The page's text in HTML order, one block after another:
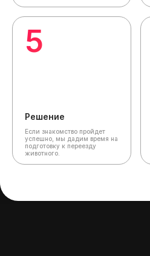
5
Решение
Если знакомство пройдет
успешно, мы дадим время на
подготовку к переезду
животного.